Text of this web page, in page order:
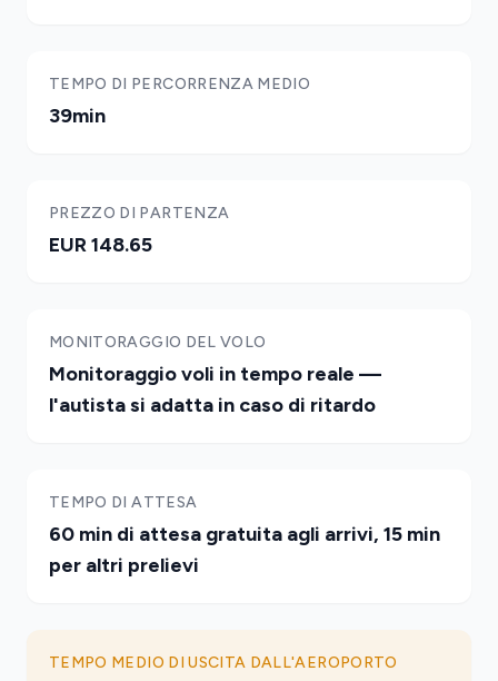
TEMPO DI PERCORRENZA MEDIO
39min
PREZZO DI PARTENZA
EUR 148.65
MONITORAGGIO DEL VOLO
Monitoraggio voli in tempo reale —
l'autista si adatta in caso di ritardo
TEMPO DI ATTESA
60 min di attesa gratuita agli arrivi, 15 min
per altri prelievi
TEMPO MEDIO DI USCITA DALL'AEROPORTO